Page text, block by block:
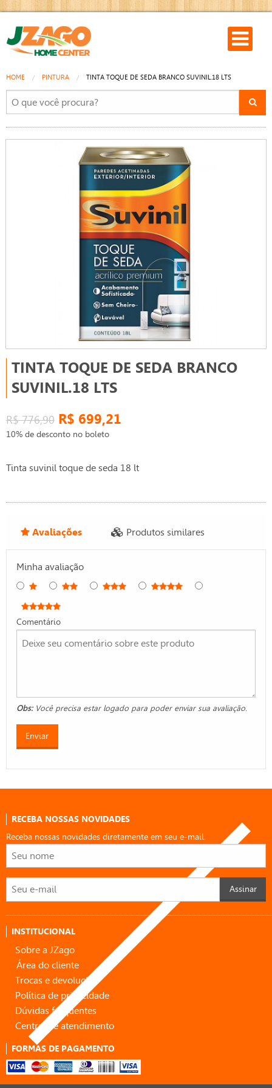
HOME PINTURA TINTA TOQUE DE SEDA BRANCO SUVINIL.18 LTS
TINTA TOQUE DE SEDA BRANCO
SUVINIL.18 LTS
R$ 776,90 R$ 699,21
10% de desconto no boleto
Tinta suvinil toque de seda 18 lt
Avaliações Produtos similares
Minha avaliação
Comentário
Obs:Você precisa estar logado para poder enviar sua avaliação.
Enviar
RECEBA NOSSAS NOVIDADES
Receba nossas novidades diretamente em seu e-mail.
Assinar
INSTITUCIONAL
Sobre a JZago
Área do cliente
Trocas e devoluções
Política de privacidade
Dúvidas frequentes
Central de atendimento
FORMAS DE PAGAMENTO